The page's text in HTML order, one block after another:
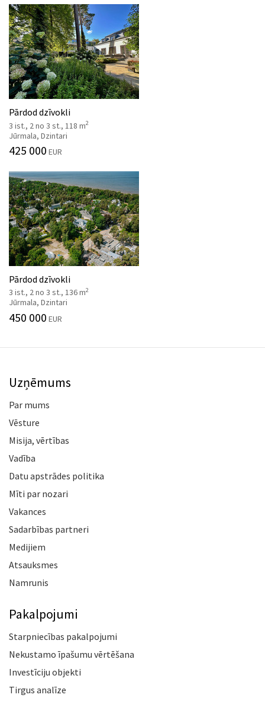
Pārdod dzīvokli
3 ist., 2 no 3 st., 118 m2
Jūrmala, Dzintari
425 000 EUR
Pārdod dzīvokli
3 ist., 2 no 3 st., 136 m2
Jūrmala, Dzintari
450 000 EUR
Uzņēmums
Par mums
Vēsture
Misija, vērtības
Vadība
Datu apstrādes politika
Mīti par nozari
Vakances
Sadarbības partneri
Medijiem
Atsauksmes
Namrunis
Pakalpojumi
Starpniecības pakalpojumi
Nekustamo īpašumu vērtēšana
Investīciju objekti
Tirgus analīze